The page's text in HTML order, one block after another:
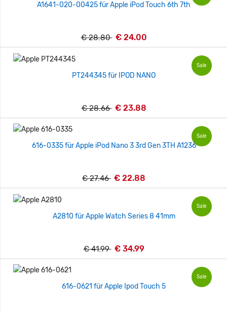
A1641-020-00425 für Apple iPod Touch 6th 7th
€ 28.80 € 24.00
Sale
PT244345 für IPOD NANO
€ 28.66 € 23.88
Sale
616-0335 für Apple iPod Nano 3 3rd Gen 3TH A1236
€ 27.46 € 22.88
Sale
A2810 für Apple Watch Series 8 41mm
€ 41.99 € 34.99
Sale
616-0621 für Apple Ipod Touch 5